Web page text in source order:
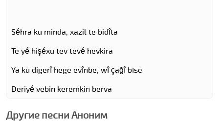
Séhra ku minda, xazil te bidîta
Te yé hişéxu tev tevé hevkira
Ya ku digerî hege evînbe, wî çağî bıse
Deriyé vebin keremkin berva
Другие песни Аноним